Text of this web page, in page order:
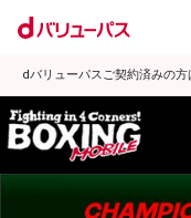
dバリューパスご契約済みの方